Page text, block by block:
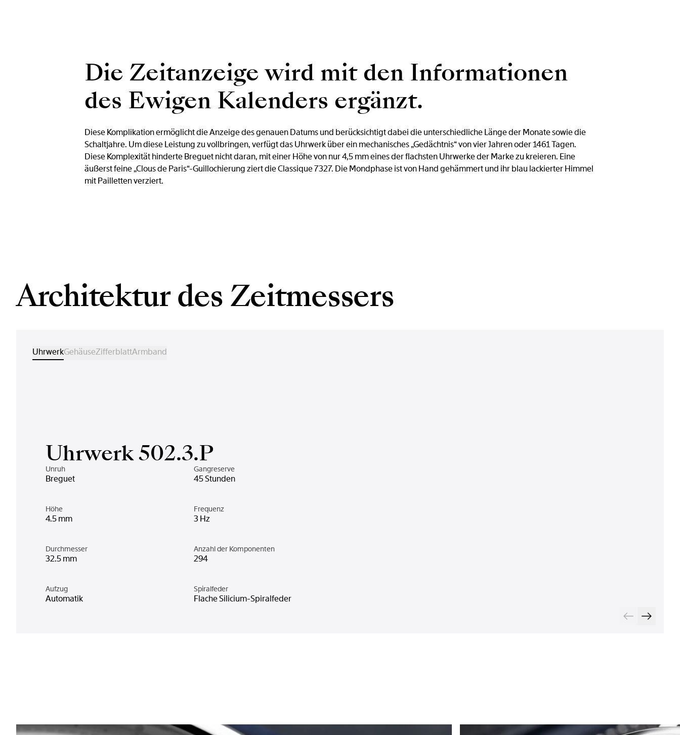
Die Zeitanzeige wird mit den Informationen
des Ewigen Kalenders ergänzt.
Diese Komplikation ermöglicht die Anzeige des genauen Datums und berücksichtigt dabei die unterschiedliche Länge der Monate sowie die
Schaltjahre. Um diese Leistung zu vollbringen, verfügt das Uhrwerk über ein mechanisches „Gedächtnis“ von vier Jahren oder 1461 Tagen.
Diese Komplexität hinderte Breguet nicht daran, mit einer Höhe von nur 4,5 mm eines der flachsten Uhrwerke der Marke zu kreieren. Eine
äußerst feine „Clous de Paris“-Guillochierung ziert die Classique 7327. Die Mondphase ist von Hand gehämmert und ihr blau lackierter Himmel
mit Pailletten verziert.
Architektur des Zeitmessers
UhrwerkGehäuseZifferblattArmband
Uhrwerk 502.3.P
Unruh
Breguet
Gangreserve
45 Stunden
Höhe
4.5 mm
Frequenz
3 Hz
Durchmesser
32.5 mm
Anzahl der Komponenten
294
Aufzug
Automatik
Spiralfeder
Flache Silicium-Spiralfeder